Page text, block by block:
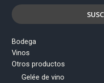
Bodega
Vinos
Otros productos
Gelée de vino